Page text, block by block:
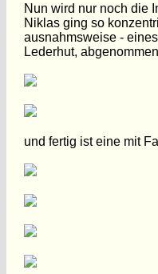
Nun wird nur noch die
Niklas ging so
ausnahmsweise -
Lederhut,
und fertig ist eine mit